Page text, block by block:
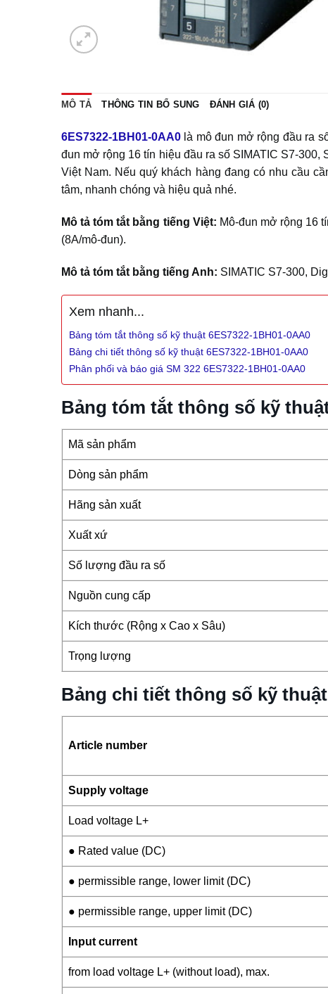
MÔ TẢ THÔNG TIN BỔ SUNG ĐÁNH GIÁ (0)
6ES7322-1BH01-0AA0 là mô đun mở rộng đầu ra
đun mở rộng 16 tín hiệu đầu ra số SIMATIC S7-
Việt Nam. Nếu quý khách hàng đang có nhu cầu
tâm, nhanh chóng và hiệu quả nhé.
Mô tả tóm tắt bằng tiếng Việt: Mô-đun mở rộng 16
(8A/mô-đun).
Mô tả tóm tắt bằng tiếng Anh: SIMATIC S7-300,
Xem nhanh...
Bảng tóm tắt thông số kỹ thuật 6ES7322-1BH01-0AA0
Bảng chi tiết thông số kỹ thuật 6ES7322-1BH01-0AA0
Phân phối và báo giá SM 322 6ES7322-1BH01-0AA0
Bảng tóm tắt thông số kỹ
Mã sản phẩm
Dòng sản phẩm
Hãng sản xuất
Xuất xứ
Số lượng đầu ra số
Nguồn cung cấp
Kích thước (Rộng x Cao x Sâu)
Trọng lượng
Bảng chi tiết thông số kỹ thuật
Article number
Supply voltage
Load voltage L+
● Rated value (DC)
● permissible range, lower limit (DC)
● permissible range, upper limit (DC)
Input current
from load voltage L+ (without load), max.